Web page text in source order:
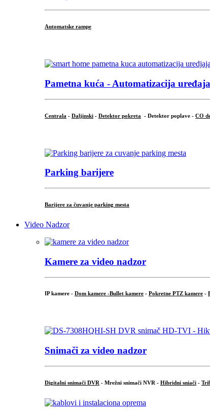
Automatske rampe
Pametna kuća - Automatizacija uređaja
Centrala - Daljinski - Detektor pokreta - Detektor poplave - CO
Parking barijere
Barijere za čuvanje parking mesta
Video Nadzor
Kamere za video nadzor
IP kamere - Dom kamere -Bullet kamere - Pokretne PTZ kamere -
Snimači za video nadzor
Digitalni snimači DVR - Mrežni snimači NVR - Hibridni sniači -